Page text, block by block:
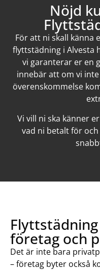
Nöjd
För att ni skall känna
flyttstädning i Alvesta
vi garanterar er en
innebär att om vi
överenskommelse
Vi vill ni ska känner
vad ni betalt för
företag och
Det är inte bara
– företag byter också